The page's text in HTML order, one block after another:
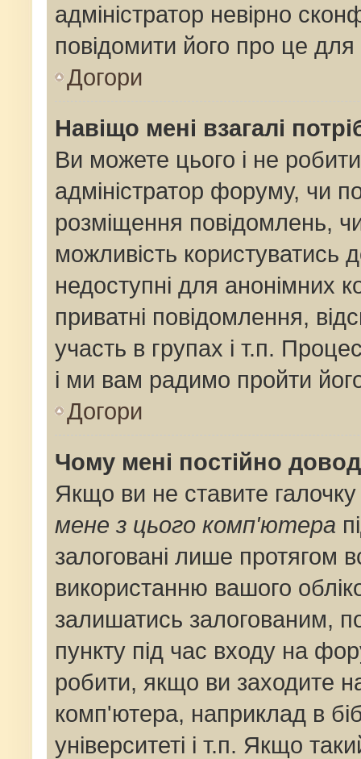
адміністратор невірно
повідомити його про це
Догори
Навіщо мені взагалі
Ви можете цього і не
адміністратор форуму, чи
розміщення повідомлень,
можливість користуватись
недоступні для анонімних
приватні повідомлення,
участь в групах і т.п.
і ми вам радимо пройти
Догори
Чому мені постійно
Якщо ви не ставите
мене з цього комп'ютера
залоговані лише протягом
використанню вашого
залишатись залогованим,
пункту під час входу на
робити, якщо ви заходите
комп'ютера, наприклад в
університеті і т.п. Якщо